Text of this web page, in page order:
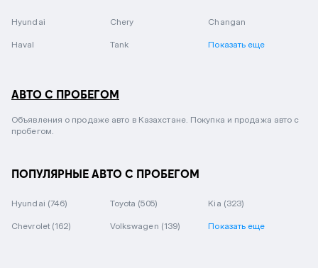
Hyundai Chery Changan
Haval Tank Показать еще
АВТО С ПРОБЕГОМ
Объявления о продаже авто в Казахстане. Покупка и продажа авто с
пробегом.
ПОПУЛЯРНЫЕ АВТО С ПРОБЕГОМ
Hyundai (746) Toyota (505) Kia (323)
Chevrolet (162) Volkswagen (139) Показать еще